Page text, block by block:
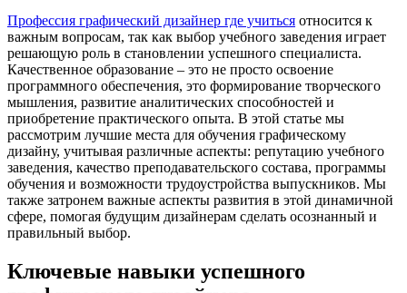
Профессия графический дизайнер где учиться относится к
важным вопросам, так как выбор учебного заведения играет
решающую роль в становлении успешного специалиста.
Качественное образование – это не просто освоение
программного обеспечения, это формирование творческого
мышления, развитие аналитических способностей и
приобретение практического опыта. В этой статье мы
рассмотрим лучшие места для обучения графическому
дизайну, учитывая различные аспекты: репутацию учебного
заведения, качество преподавательского состава, программы
обучения и возможности трудоустройства выпускников. Мы
также затронем важные аспекты развития в этой динамичной
сфере, помогая будущим дизайнерам сделать осознанный и
правильный выбор.
Ключевые навыки успешного